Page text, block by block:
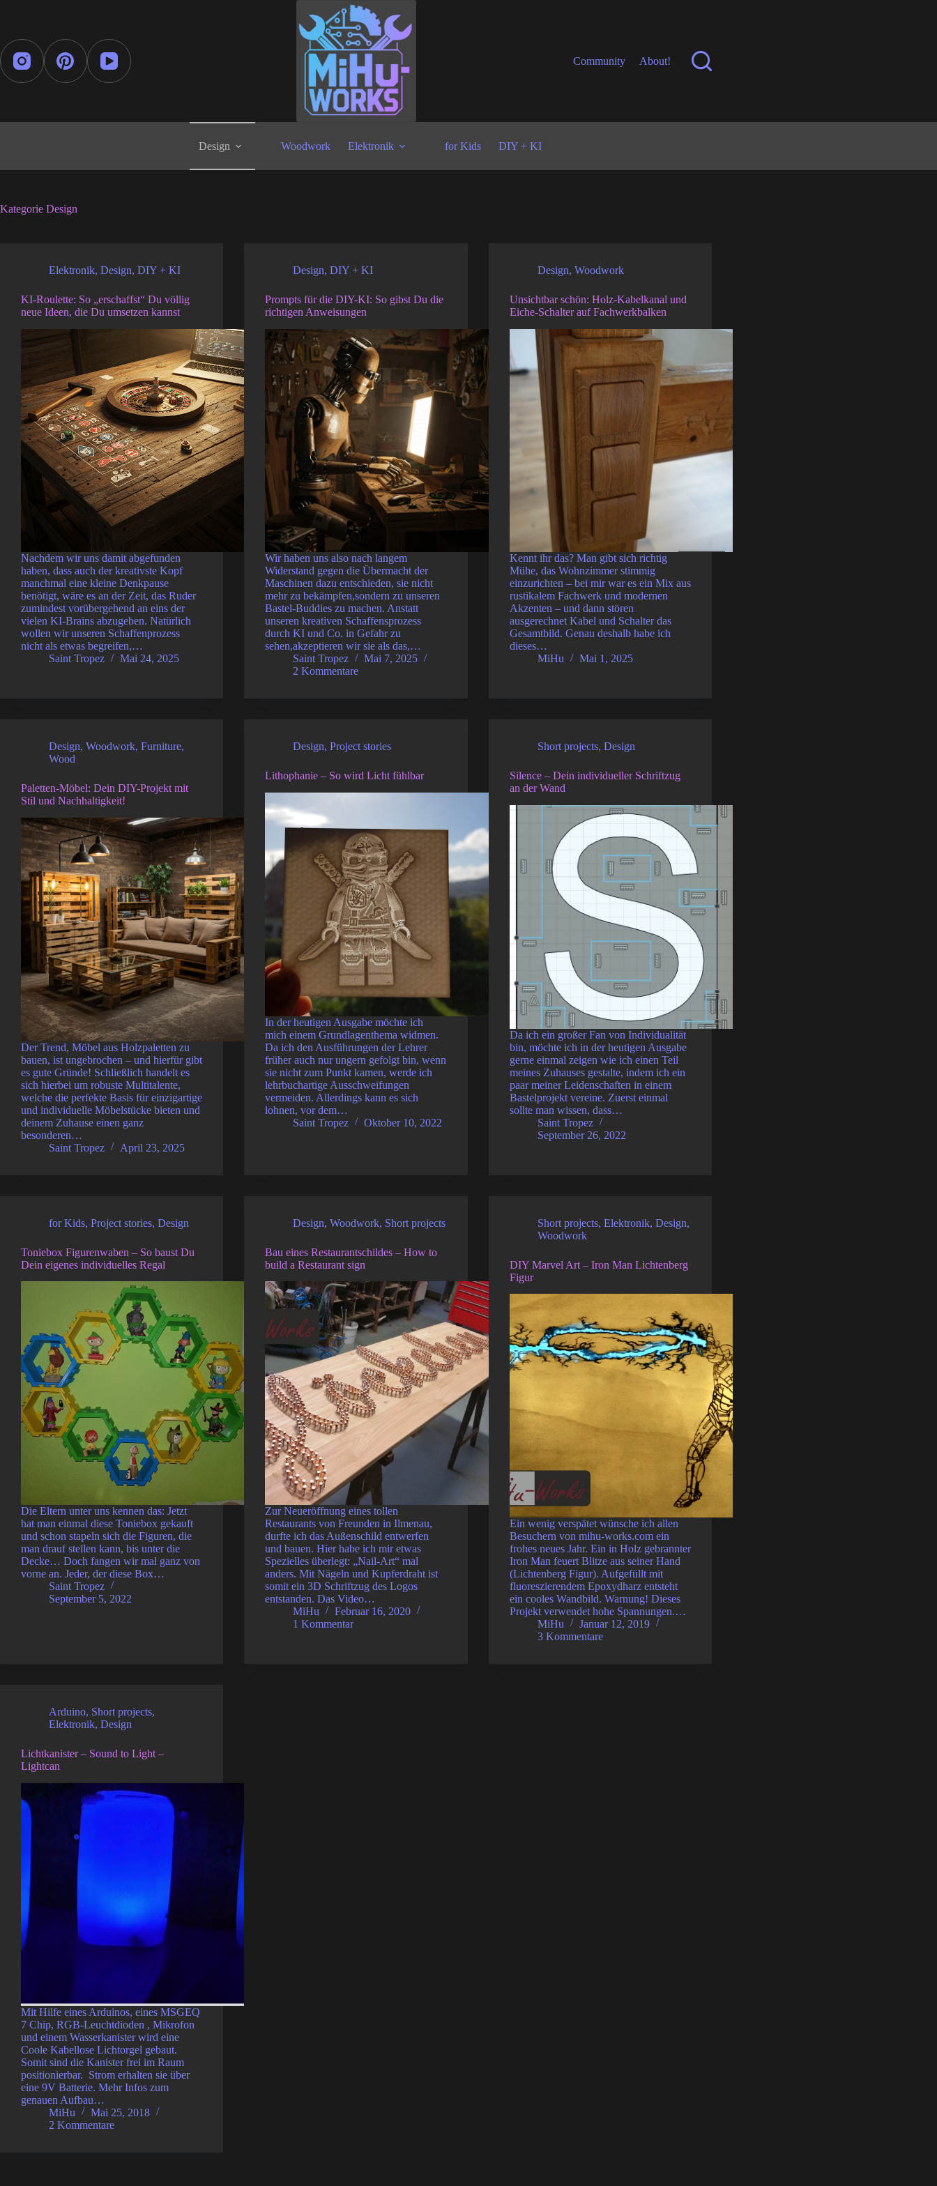
Community About!
Design Woodwork Elektronik for Kids DIY + KI
Kategorie Design
Elektronik, Design, DIY + KI
KI-Roulette: So „erschaffst“ Du völlig
neue Ideen, die Du umsetzen kannst
Nachdem wir uns damit abgefunden
haben, dass auch der kreativste Kopf
manchmal eine kleine Denkpause
benötigt, wäre es an der Zeit, das Ruder
zumindest vorübergehend an eins der
vielen KI-Brains abzugeben. Natürlich
wollen wir unseren Schaffenprozess
nicht als etwas begreifen,…
Saint Tropez
Mai 24, 2025
Design,DIY + KI
Prompts für die DIY-KI: So gibst Du die
richtigen Anweisungen
Wir haben uns also nach langem
Widerstand gegen die Übermacht der
Maschinen dazu entschieden, sie nicht
mehr zu bekämpfen,sondern zu unseren
Bastel-Buddies zu machen. Anstatt
unseren kreativen Schaffensprozess
durch KI und Co. in Gefahr zu
sehen,akzeptieren wir sie als das,…
Saint Tropez
Mai 7, 2025
2 Kommentare
Design, Woodwork
Unsichtbar schön: Holz-Kabelkanal und
Eiche-Schalter auf Fachwerkbalken
Kennt ihr das? Man gibt sich richtig
Mühe, das Wohnzimmer stimmig
einzurichten – bei mir war es ein Mix aus
rustikalem Fachwerk und modernen
Akzenten – und dann stören
ausgerechnet Kabel und Schalter das
Gesamtbild. Genau deshalb habe ich
dieses…
MiHu
Mai 1, 2025
Design, Woodwork, Furniture,
Wood
Paletten-Möbel: Dein DIY-Projekt mit
Stil und Nachhaltigkeit!
Der Trend, Möbel aus Holzpaletten zu
bauen, ist ungebrochen – und hierfür gibt
es gute Gründe! Schließlich handelt es
sich hierbei um robuste Multitalente,
welche die perfekte Basis für einzigartige
und individuelle Möbelstücke bieten und
deinem Zuhause einen ganz
besonderen…
Saint Tropez
April 23, 2025
Design,Project stories
Lithophanie – So wird Licht fühlbar
In der heutigen Ausgabe möchte ich
mich einem Grundlagenthema widmen.
Da ich den Ausführungen der Lehrer
früher auch nur ungern gefolgt bin, wenn
sie nicht zum Punkt kamen, werde ich
lehrbuchartige Ausschweifungen
vermeiden. Allerdings kann es sich
lohnen, vor dem…
Saint Tropez
Oktober 10, 2022
Short projects, Design
Silence – Dein individueller Schriftzug
an der Wand
Da ich ein großer Fan von Individualität
bin, möchte ich in der heutigen Ausgabe
gerne einmal zeigen wie ich einen Teil
meines Zuhauses gestalte, indem ich ein
paar meiner Leidenschaften in einem
Bastelprojekt vereine. Zuerst einmal
sollte man wissen, dass…
Saint Tropez
September 26, 2022
for Kids, Project stories, Design
Toniebox Figurenwaben – So baust Du
Dein eigenes individuelles Regal
Die Eltern unter uns kennen das: Jetzt
hat man einmal diese Toniebox gekauft
und schon stapeln sich die Figuren, die
man drauf stellen kann, bis unter die
Decke… Doch fangen wir mal ganz von
vorne an. Jeder, der diese Box…
Saint Tropez
September 5, 2022
Design,Woodwork, Short projects
Bau eines Restaurantschildes – How to
build a Restaurant sign
Zur Neueröffnung eines tollen
Restaurants von Freunden in Ilmenau,
durfte ich das Außenschild entwerfen
und bauen. Hier habe ich mir etwas
Spezielles überlegt: „Nail-Art“ mal
anders. Mit Nägeln und Kupferdraht ist
somit ein 3D Schriftzug des Logos
entstanden. Das Video…
MiHu
Februar 16, 2020
1 Kommentar
Short projects, Elektronik, Design,
Woodwork
DIY Marvel Art – Iron Man Lichtenberg
Figur
Ein wenig verspätet wünsche ich allen
Besuchern von mihu-works.com ein
frohes neues Jahr. Ein in Holz gebrannter
Iron Man feuert Blitze aus seiner Hand
(Lichtenberg Figur). Aufgefüllt mit
fluoreszierendem Epoxydharz entsteht
ein cooles Wandbild. Warnung! Dieses
Projekt verwendet hohe Spannungen.…
MiHu
Januar 12, 2019
3 Kommentare
Arduino, Short projects,
Elektronik, Design
Lichtkanister – Sound to Light –
Lightcan
Mit Hilfe eines Arduinos, eines MSGEQ
7 Chip, RGB-Leuchtdioden , Mikrofon
und einem Wasserkanister wird eine
Coole Kabellose Lichtorgel gebaut.
Somit sind die Kanister frei im Raum
positionierbar. Strom erhalten sie über
eine 9V Batterie. Mehr Infos zum
genauen Aufbau…
MiHu
Mai 25, 2018
2 Kommentare